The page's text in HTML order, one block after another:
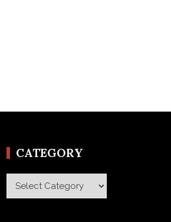
CATEGORY
Category